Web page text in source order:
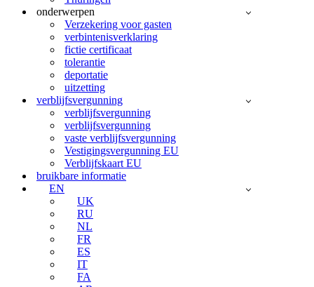
onderwerpen
Verzekering voor gasten
verbintenisverklaring
fictie certificaat
tolerantie
deportatie
uitzetting
verblijfsvergunning
verblijfsvergunning
verblijfsvergunning
vaste verblijfsvergunning
Vestigingsvergunning EU
Verblijfskaart EU
bruikbare informatie
EN
UK
RU
NL
FR
ES
IT
FA